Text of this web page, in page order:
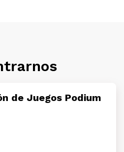
de Juegos Podium